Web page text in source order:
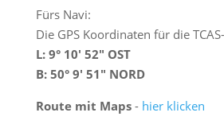
Fürs Navi:
Die GPS Koordinaten für die
L: 9° 10′ 52″ OST
B: 50° 9′ 51″ NORD
Route mit Maps- hier klicken